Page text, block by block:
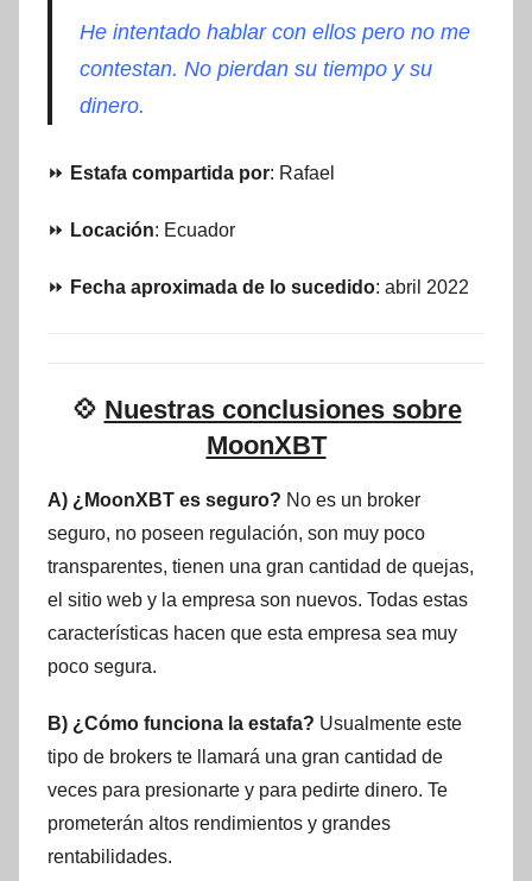
He intentado hablar con ellos pero no me
contestan. No pierdan su tiempo y su
dinero.
⏩ Estafa compartida por: Rafael
⏩ Locación: Ecuador
⏩ Fecha aproximada de lo sucedido: abril 2022
💠 Nuestras conclusiones sobre
MoonXBT
A) ¿MoonXBT es seguro? No es un broker
seguro, no poseen regulación, son muy poco
transparentes, tienen una gran cantidad de quejas,
el sitio web y la empresa son nuevos. Todas estas
características hacen que esta empresa sea muy
poco segura.
B) ¿Cómo funciona la estafa? Usualmente este
tipo de brokers te llamará una gran cantidad de
veces para presionarte y para pedirte dinero. Te
prometerán altos rendimientos y grandes
rentabilidades.